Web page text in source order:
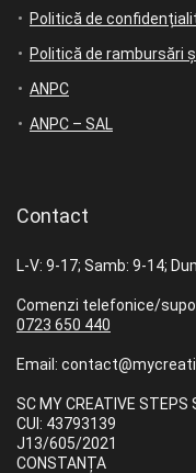
Politică de
Politică de rambursări
ANPC
ANPC – SAL
Contact
L-V: 9-17; Samb: 9-14;
Comenzi telefonice/
0723 650 440
Email:
SC MY CREATIVE STEPS
CUI: 43793139
J13/605/2021
CONSTANȚA